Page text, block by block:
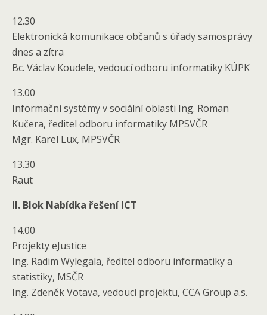
12.30
Elektronická komunikace občanů s úřady samosprávy
dnes a zítra
Bc. Václav Koudele, vedoucí odboru informatiky KÚPK
13.00
Informační systémy v sociální oblasti Ing. Roman
Kučera, ředitel odboru informatiky MPSVČR
Mgr. Karel Lux, MPSVČR
13.30
Raut
II. Blok Nabídka řešení ICT
14.00
Projekty eJustice
Ing. Radim Wylegala, ředitel odboru informatiky a
statistiky, MSČR
Ing. Zdeněk Votava, vedoucí projektu, CCA Group a.s.